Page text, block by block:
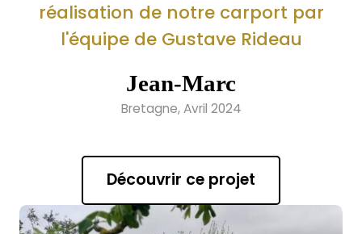
réalisation de notre carport par
l'équipe de Gustave Rideau
Jean-Marc
Bretagne, Avril 2024
Découvrir ce projet